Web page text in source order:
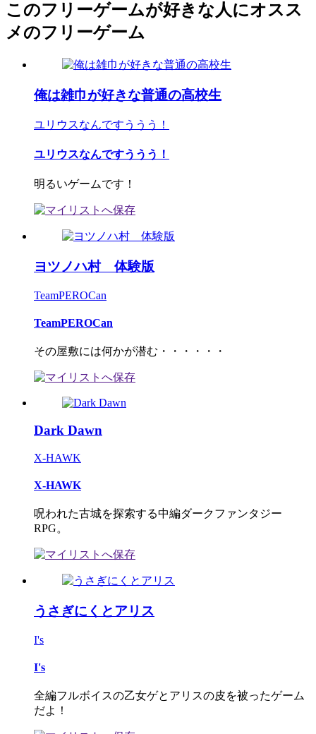
このフリーゲームが好きな人にオスス
メのフリーゲーム
俺は雑巾が好きな普通の高校生
ユリウスなんですううう！
ユリウスなんですううう！
明るいゲームです！
ヨツノハ村 体験版
TeamPEROCan
TeamPEROCan
その屋敷には何かが潜む・・・・・・
Dark Dawn
X-HAWK
X-HAWK
呪われた古城を探索する中編ダークファンタジー
RPG。
うさぎにくとアリス
I's
I's
全編フルボイスの乙女ゲとアリスの皮を被ったゲーム
だよ！